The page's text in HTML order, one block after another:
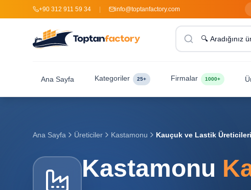
+90 312 911 59 34 info@toptanfactory.com
Ana Sayfa Kategoriler 25+ Firmalar 1000+
Ana Sayfa Üreticiler Kastamonu Kauçuk ve Lastik Üreticileri
Kastamonu